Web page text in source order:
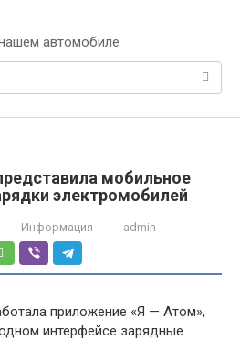
автомобиле
мобильное
электромобилей
Информация admin
приложение «Я — Атом»,
интерфейсе зарядные